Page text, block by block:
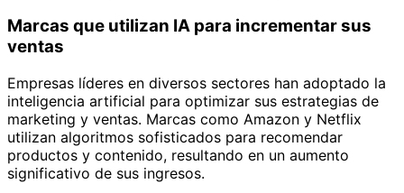
Marcas que utilizan IA para incrementar sus
ventas
Empresas líderes en diversos sectores han adoptado la
inteligencia artificial para optimizar sus estrategias de
marketing y ventas. Marcas como Amazon y Netflix
utilizan algoritmos sofisticados para recomendar
productos y contenido, resultando en un aumento
significativo de sus ingresos.